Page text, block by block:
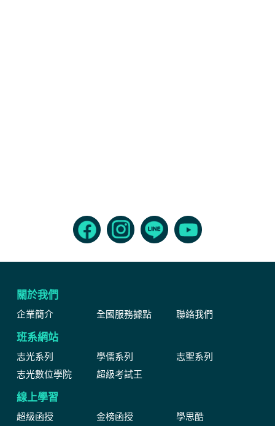
關於我們
企業簡介 全國服務據點 聯絡我們
班系網站
志光系列 學儒系列
志聖系列
志光數位學院
超級考試王
線上學習
超級函授 金榜函授 學思酷